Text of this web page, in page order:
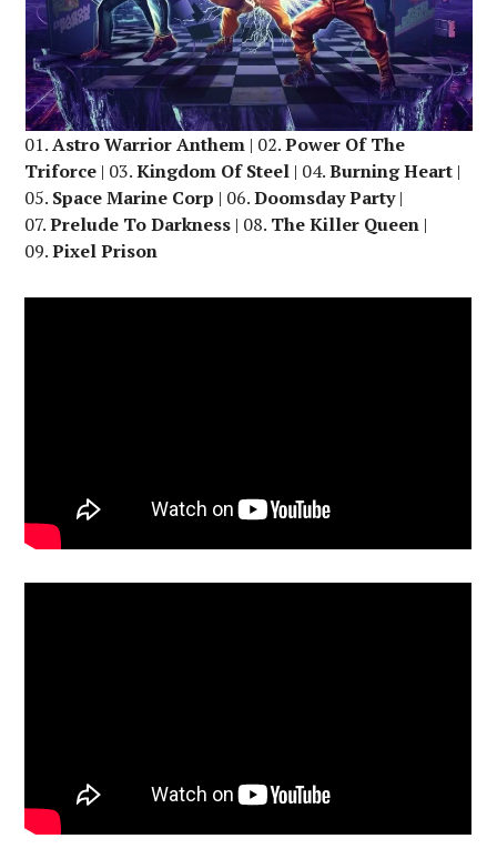
01.Astro Warrior Anthem | 02.Power Of The
Triforce | 03.Kingdom Of Steel | 04.Burning Heart |
05. Space Marine Corp | 06.Doomsday Party|
07.Prelude To Darkness | 08. The Killer Queen |
09.Pixel Prison